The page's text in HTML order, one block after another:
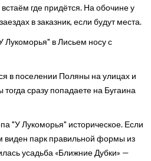
где придётся. На обочине у
в заказник, если будут места.
Лукоморья" в Лисьем носу с
в поселении Поляны на улицах и
сразу попадаете на Бугаина
"У Лукоморья" историческое. Если
виден парк правильной формы из
усадьба «Ближние Дубки» —